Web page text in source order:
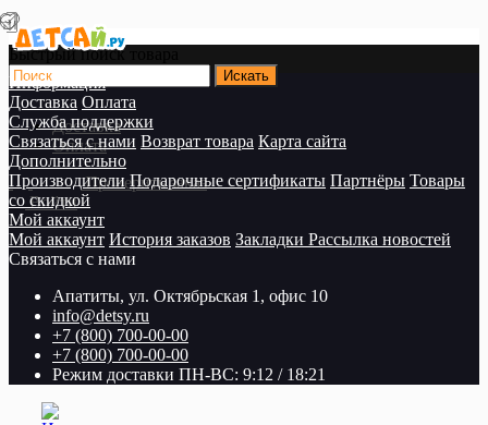
Быстрый поиск товара
Доставка
Оплата
Проверить заказ
Войти
Информация
Доставка Оплата
Служба поддержки
Связаться с нами Возврат товара Карта сайта
Дополнительно
Производители Подарочные сертификаты Партнёры Товары
со скидкой
Мой аккаунт
Мой аккаунт История заказов Закладки Рассылка новостей
Связаться с нами
Апатиты, ул. Октябрьская 1, офис 10
info@detsy.ru
+7 (800) 700-00-00
+7 (800) 700-00-00
Режим доставки ПН-ВС: 9:12 / 18:21